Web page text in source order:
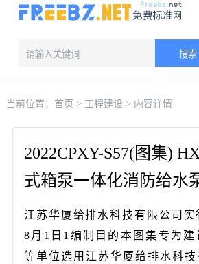
搜索
当前位置： 首页 > 工程建设> 内容详情
2022CPXY-S57(图集)
式箱泵一体化消防给水
江苏华厦给排水科技有限公司实
8月1日1编制目的本图集专为建
等单位选用江苏华厦给排水科